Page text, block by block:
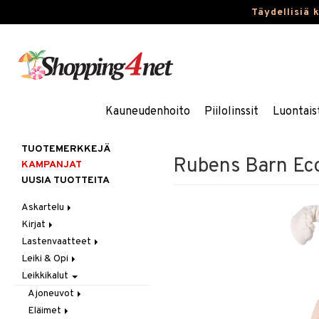
Täydellisiä
Kauneudenhoito Piilolinssit
Rubens Barn
TUOTEMERKKEJÄ
KAMPANJAT
UUSIA TUOTTEITA
Askartelu
Askartelumateriaalit
Askartelusetti
Helmet
Koulutarvikkeet
Muovailuvaha
Piirrä ja maalaa
Kirjat
Askartelukirjat
Maalauskirjat
Päiväkirjat
Lastenvaatteet
Alaosat
Leggingsit
Alusvaatteet & Sukat
Kengät
Mekot
Leiki & Opi
Opetuslelut
Oppimispelit
Soittimet
Leikkikalut
Ajoneuvot
Autoradat
Eläimet